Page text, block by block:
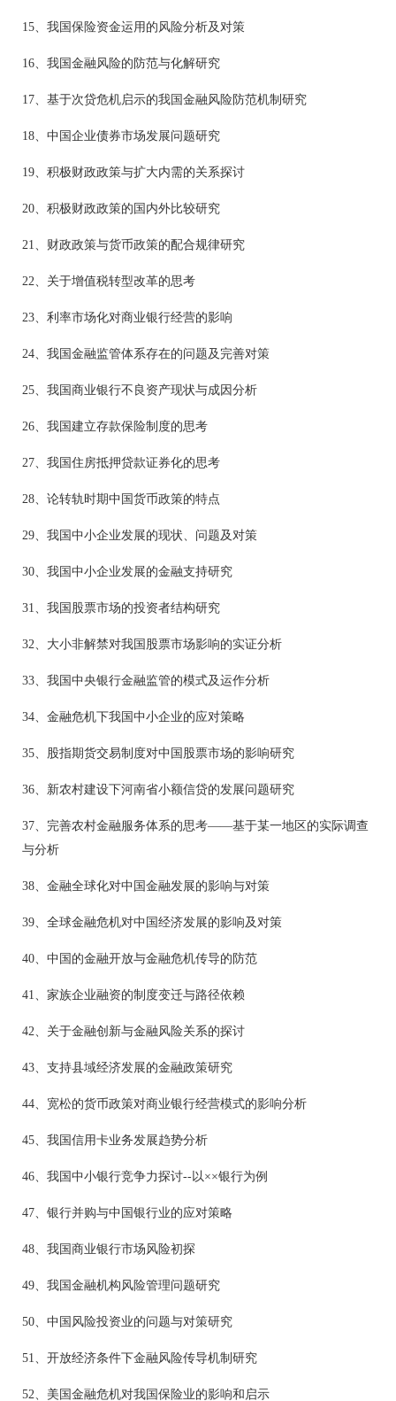
15、我国保险资金运用的风险分析及对策
16、我国金融风险的防范与化解研究
17、基于次贷危机启示的我国金融风险防范机制研究
18、中国企业债券市场发展问题研究
19、积极财政政策与扩大内需的关系探讨
20、积极财政政策的国内外比较研究
21、财政政策与货币政策的配合规律研究
22、关于增值税转型改革的思考
23、利率市场化对商业银行经营的影响
24、我国金融监管体系存在的问题及完善对策
25、我国商业银行不良资产现状与成因分析
26、我国建立存款保险制度的思考
27、我国住房抵押贷款证券化的思考
28、论转轨时期中国货币政策的特点
29、我国中小企业发展的现状、问题及对策
30、我国中小企业发展的金融支持研究
31、我国股票市场的投资者结构研究
32、大小非解禁对我国股票市场影响的实证分析
33、我国中央银行金融监管的模式及运作分析
34、金融危机下我国中小企业的应对策略
35、股指期货交易制度对中国股票市场的影响研究
36、新农村建设下河南省小额信贷的发展问题研究
37、完善农村金融服务体系的思考——基于某一地区的实际调查
与分析
38、金融全球化对中国金融发展的影响与对策
39、全球金融危机对中国经济发展的影响及对策
40、中国的金融开放与金融危机传导的防范
41、家族企业融资的制度变迁与路径依赖
42、关于金融创新与金融风险关系的探讨
43、支持县域经济发展的金融政策研究
44、宽松的货币政策对商业银行经营模式的影响分析
45、我国信用卡业务发展趋势分析
46、我国中小银行竞争力探讨--以××银行为例
47、银行并购与中国银行业的应对策略
48、我国商业银行市场风险初探
49、我国金融机构风险管理问题研究
50、中国风险投资业的问题与对策研究
51、开放经济条件下金融风险传导机制研究
52、美国金融危机对我国保险业的影响和启示